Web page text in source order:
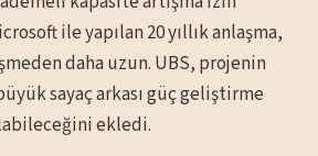
ile yapılan 20 yıllık anlaşma,
daha uzun. UBS, projenin
sayaç arkası güç geliştirme
ekledi.